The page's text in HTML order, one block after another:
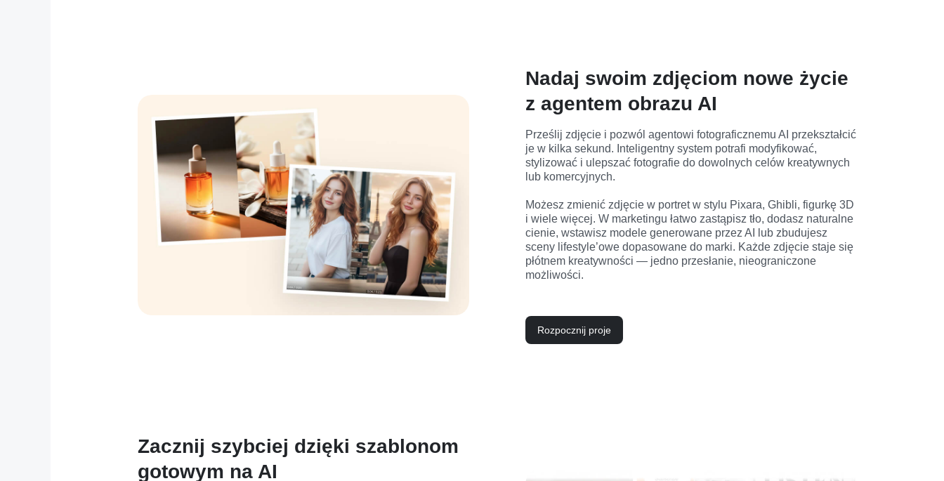
Nadaj swoim zdjęciom nowe życie
z agentem obrazu AI
Prześlij zdjęcie i pozwól agentowi fotograficznemu AI przekształcić
je w kilka sekund. Inteligentny system potrafi modyfikować,
stylizować i ulepszać fotografie do dowolnych celów kreatywnych
lub komercyjnych.
Możesz zmienić zdjęcie w portret w stylu Pixara, Ghibli, figurkę 3D
i wiele więcej. W marketingu łatwo zastąpisz tło, dodasz naturalne
cienie, wstawisz modele generowane przez AI lub zbudujesz
sceny lifestyle’owe dopasowane do marki. Każde zdjęcie staje się
płótnem kreatywności — jedno przesłanie, nieograniczone
możliwości.
Rozpocznij proje
Zacznij szybciej dzięki szablonom
gotowym na AI